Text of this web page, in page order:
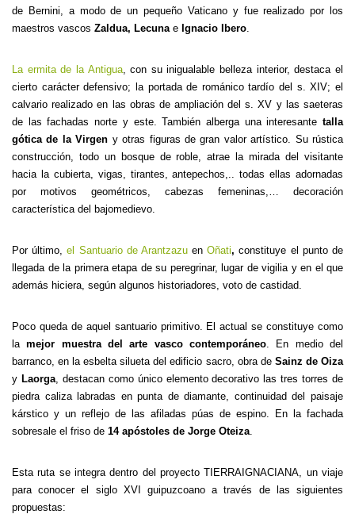
de Bernini, a modo de un pequeño Vaticano y fue realizado por los
maestros vascos Zaldua, Lecunae Ignacio Ibero.
La ermita de la Antigua, con su inigualable belleza interior, destaca el
cierto carácter defensivo; la portada de románico tardío del s. XIV; el
calvario realizado en las obras de ampliación del s. XV y las saeteras
de las fachadas norte y este. También alberga una interesante talla
gótica de la Virgen y otras figuras de gran valor artístico. Su rústica
construcción, todo un bosque de roble, atrae la mirada del visitante
hacia la cubierta, vigas, tirantes, antepechos,.. todas ellas adornadas
por motivos geométricos, cabezas femeninas,… decoración
característica del bajomedievo.
Por último,el Santuario de ArantzazuenOñati, constituye el punto de
llegada de la primera etapa de su peregrinar, lugar de vigilia y en el que
además hiciera, según algunos historiadores, voto de castidad.
Poco queda de aquel santuario primitivo. El actual se constituye como
lamejor muestra del arte vasco contemporáneo. En medio del
barranco, en la esbelta silueta del edificio sacro, obra de Sainz de Oiza
y Laorga, destacan como único elemento decorativo las tres torres de
piedra caliza labradas en punta de diamante, continuidad del paisaje
kárstico y un reflejo de las afiladas púas de espino. En la fachada
sobresale el friso de 14 apóstoles de Jorge Oteiza.
Esta ruta se integra dentro del proyecto TIERRAIGNACIANA, un viaje
para conocer el siglo XVI guipuzcoano a través de las siguientes
propuestas: